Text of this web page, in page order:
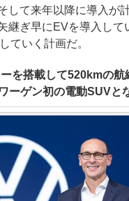
して来年以降に導入が
継ぎ早にEVを導入して
ていく計画だ。
を搭載して520kmの航
ーゲン初の電動SUVと